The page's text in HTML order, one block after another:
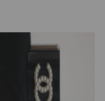
鑑定抵達買家手上，而買家
轉售人，商品係為您向日本 B
訂購，因此我方無法代替賣
權利，Brand Street 是日本
把關，敬請放心購買。
、條件及流程完成下單，即
上所載明的約定內容、交易